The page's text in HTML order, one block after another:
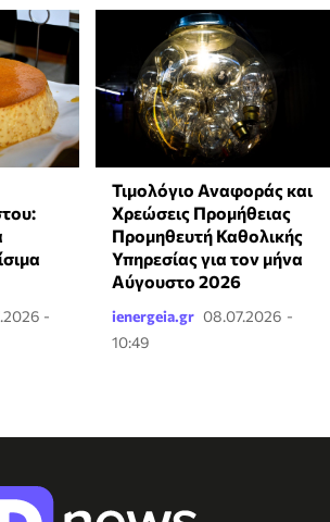
-
Τιμολόγιο Αναφοράς και
Χρεώσεις Προμήθειας
Προμηθευτή Καθολικής
Υπηρεσίας για τον μήνα
Αύγουστο 2026
ienergeia.gr 08.07.2026 -
10:49